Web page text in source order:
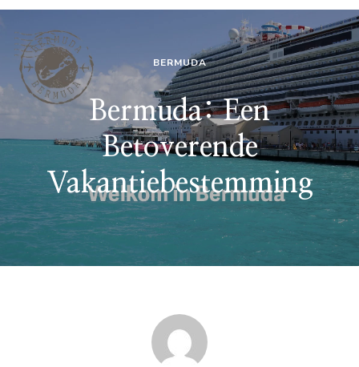
BERMUDA
Bermuda: Een
Betoverende
Vakantiebestemming